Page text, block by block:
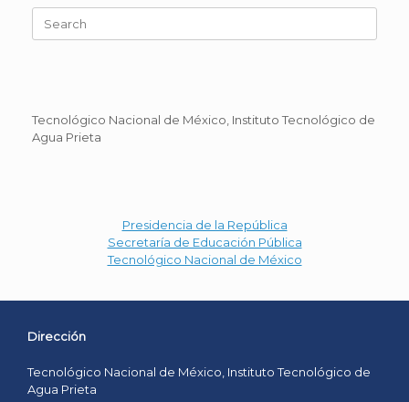
for:
Tecnológico Nacional de México, Instituto Tecnológico de
Agua Prieta
Presidencia de la República
Secretaría de Educación Pública
Tecnológico Nacional de México
Dirección
Tecnológico Nacional de México, Instituto Tecnológico de
Agua Prieta